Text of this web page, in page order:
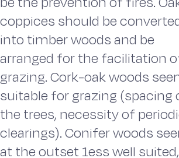
coppices should be
into timber woods and be
arranged for the facilitation
grazing. Cork-oak woods
suitable for grazing (spacing
the trees, necessity of
clearings). Conifer woods
at the outset 1ess well suited,